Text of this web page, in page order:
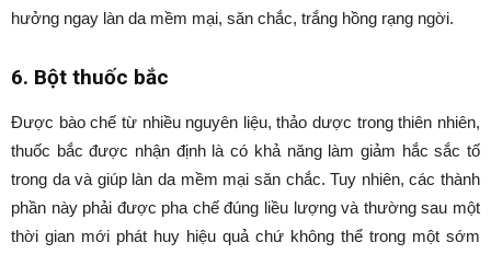
hưởng ngay làn da mềm mại, săn chắc, trắng hồng rạng ngời.
6. Bột thuốc bắc
Được bào chế từ nhiều nguyên liệu, thảo dược trong thiên nhiên,
thuốc bắc được nhận định là có khả năng làm giảm hắc sắc tố
trong da và giúp làn da mềm mại săn chắc. Tuy nhiên, các thành
phần này phải được pha chế đúng liều lượng và thường sau một
thời gian mới phát huy hiệu quả chứ không thể trong một sớm